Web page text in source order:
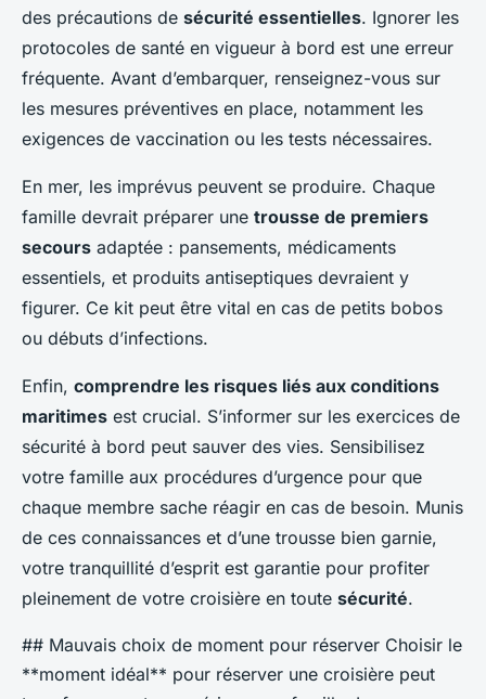
des précautions de sécurité essentielles. Ignorer les
protocoles de santé en vigueur à bord est une erreur
fréquente. Avant d’embarquer, renseignez-vous sur
les mesures préventives en place, notamment les
exigences de vaccination ou les tests nécessaires.
En mer, les imprévus peuvent se produire. Chaque
famille devrait préparer une trousse de premiers
secours adaptée : pansements, médicaments
essentiels, et produits antiseptiques devraient y
figurer. Ce kit peut être vital en cas de petits bobos
ou débuts d’infections.
Enfin, comprendre les risques liés aux conditions
maritimes est crucial. S’informer sur les exercices de
sécurité à bord peut sauver des vies. Sensibilisez
votre famille aux procédures d’urgence pour que
chaque membre sache réagir en cas de besoin. Munis
de ces connaissances et d’une trousse bien garnie,
votre tranquillité d’esprit est garantie pour profiter
pleinement de votre croisière en toute sécurité.
## Mauvais choix de moment pour réserver Choisir le
**moment idéal** pour réserver une croisière peut